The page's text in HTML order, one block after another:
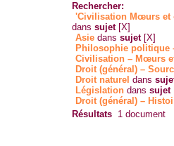
Rechercher:
'Civilisation Mœurs et
danssujet [X]
Asie danssujet [X]
Philosophie politique
Civilisation – Mœurs
Droit (général) –
Droit naturel dans
Législation danssujet
Droit (général) –
Résultats 1 document